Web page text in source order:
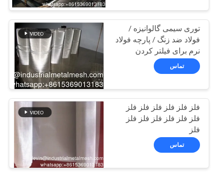
توری سیمی گالوانیزه /
فولاد ضد زنگ / پارچه فولاد
نرم برای فیلتر کردن
تماس
فلز فلز فلز فلز فلز فلز
فلز فلز فلز فلز فلز فلز
فلز
تماس